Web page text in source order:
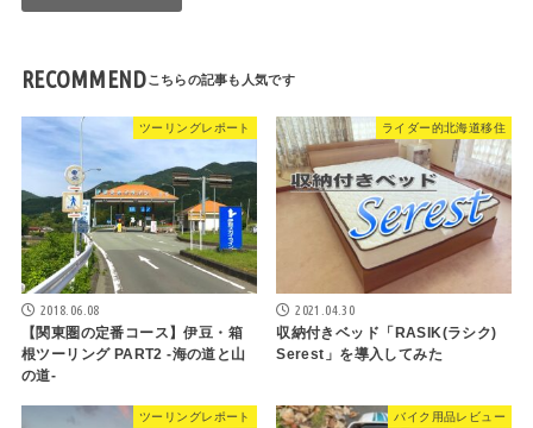
RECOMMEND
ツーリングレポート
2018.06.08
【関東圏の定番コース】伊豆・箱
根ツーリング PART2 -海の道と山
の道-
ライダー的北海道移住
2021.04.30
収納付きベッド「RASIK(ラシク)
Serest」を導入してみた
ツーリングレポート バイク用品レビュー